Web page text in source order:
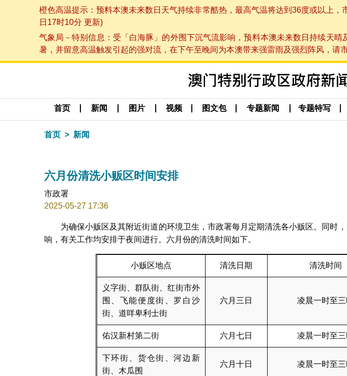
橙色高温提示：预料本澳未来数日天气持续非常酷热，最高气温将达到36度或以上
日17时10分 更新)
气象局－特别信息：受「白海豚」的外围下沉气流影响，预料本澳未来数日持续天
暑，并留意高温触发引起的强对流，在下午至晚间为本澳带来强雷雨及强烈阵风，
首页 新闻 图片 视频 图文包 专题新闻 专题特写
首页 新闻
六月份清洗小贩区时间安排
市政署
2025-05-27 17:36
为确保小贩区及其附近街道的环境卫生，市政署每月定期清洗各小贩区。同时
响，有关工作均安排于夜间进行。六月份的清洗时间如下。
小贩区地点 清洗日期 清洗时间
义字街、群队街、红街市外
围、飞能便度街、罗白沙
街、道咩卑利士街
六月三日 凌晨一时至
佑汉新村第二街 六月七日 凌晨一时至
下环街、货仓街、河边新
街、木瓜围
六月十日 凌晨一时至